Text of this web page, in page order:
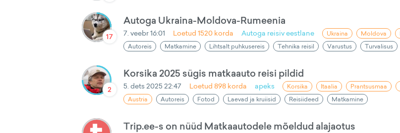
17
Autoga Ukraina-Moldova-Rumeenia
7. veebr 16:01 Loetud1520 korda Autoga reisiv eestlane Ukraina Moldova
Autoreis
Matkamine Lihtsalt puhkusereis Tehnika reisil Varustus Turvalisus
2
Korsika 2025 sügis matkaauto reisi pildid
5. dets 2025 22:47 Loetud898 korda apeks Korsika Itaalia Prantsusmaa
Austria
Autoreis Fotod Laevad ja kruiisid Reisiideed Matkamine
Trip.ee-s on nüüd Matkaautodele mõeldud alajaotus